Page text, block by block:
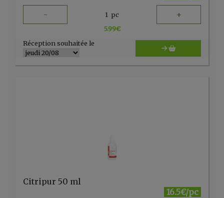
- 1 pc +
5.99€
Réception souhaitée le
Citripur 50 ml
16.5€/pc